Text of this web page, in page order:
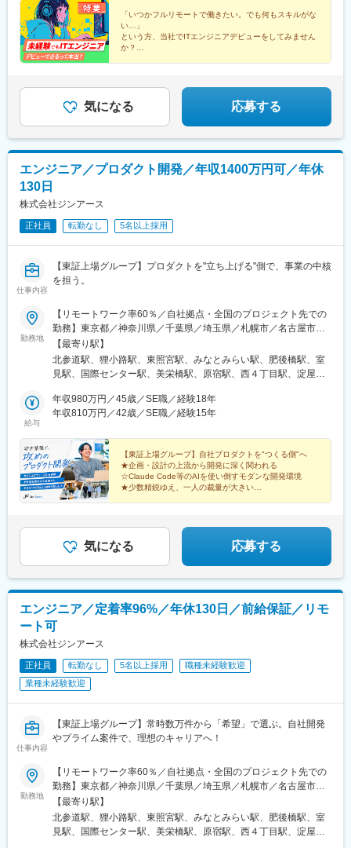
3分
都)、高輪台駅、大崎駅、五反田駅、天王洲アイル駅、高田馬場
駅、都庁前駅、月島駅、勝どき駅、豊洲駅、新木場駅、門前仲町
駅、東陽町駅、蒲田駅、大森駅(東京都)、中野駅(東京都)、立川北
駅、多摩センター駅、中河原駅、武蔵小杉駅、鹿島田駅、センタ
ー南駅、戸部駅、戸塚駅、本厚木駅、小田原駅、上溝駅、新羽
際センター駅、矢場町駅、新豊田駅、刈谷駅、岡崎駅、安城駅、
伏見駅(愛知県)、三河豊田駅、金山駅(愛知県)、丸の内駅(愛知
県)、高蔵寺駅、上挙母駅、春日井駅(中央本線)、東成岩駅、柏森
日駅、吉田駅(大阪府)、桜島駅、海老江駅、西三荘駅、津守駅、朝
駅(北大阪急行)、三田駅(兵庫県)、猪名寺駅、尼崎駅(東海道本
公園駅、田尾寺駅、湊川公園駅、奈良駅、和歌山駅、備前西市
駅、中電前駅、市役所前駅(広島県)、草津南駅、八丁堀駅(広島
関駅、瓦町駅、大街道駅、東比恵駅、赤坂駅(福岡県)、藤崎駅(福
岡県)、姪浜駅、九州工大前駅、行橋駅、旦過駅、スペースワール
駅、宮崎駅、県庁前駅(沖縄県)、西線１１条駅、広瀬通駅、仙台駅
(地下鉄)、榴ケ岡駅、名取駅、曽根田駅、汐留駅、芝公園駅、高輪
ゲートウェイ駅、大崎広小路駅、西早稲田駅、西新宿駅、越中島
駅、蓮沼駅、平和島駅、立川駅、平沼橋駅、金沢駅、福井駅(福井
県)、新浜松駅、名鉄名古屋駅、栄駅(愛知県)、豊田市駅、北安城
阜駅、上栄町駅、烏丸御池駅、祝園駅、富田駅(三重県)、宇治山田
駅、中崎町駅、住ノ江駅、松屋町駅、西大橋駅、野田阪神駅、門
(大阪モノレール)、三田本町駅、稲野駅、山陽姫路駅、洲先駅、灘
駅、中埠頭駅、湊川駅、田中口駅、袋町駅、新井口駅、女学院前
駅、段原一丁目駅、片原町駅(香川県)、勝山町駅、室見駅、長崎駅
前駅、美栄橋駅、西線６条駅、仙台駅、内幸町駅、田町駅(東京
都)、泉岳寺駅、下落合駅、新宿西口駅、大森海岸駅、立川南駅、
屋駅、大須観音駅、天満駅、心斎橋駅、阿波座駅、野田駅(阪神
線)、諏訪ノ森駅、大小路駅、武庫川駅、西灘駅、医療センター
駅、鷹野橋駅、商工センター入口駅、立町駅、比治山橋駅、今橋
駅、東雲口駅、五島町駅、旭橋駅
築SE【経験1年以上】月給31万円～／東京・横浜・大阪・兵庫月
給30万円～／札幌・福岡・北九州・沖縄月給29万円～／名古屋月
給28万円～／仙台・新潟・広島【経験1年未満】月給30万円～／
東京・横浜月給29万円～／大阪・兵庫月給28万円～／名古屋月給
26.2万円～／福岡・北九州・沖縄月給25万円～／新潟※全ての職
種にて固定残業代（20時間／37,900円以上）を含む。超過分は別
途支給。※経験・スキル・前職給与を踏まえ決定。★前職比で年収
50万円～100万円アップした事例多数！★設計経験者は月給35万
円以上、PL経験者は月給40万円以上も相談可能です。★経験・ス
キルに応じてPL・PMの立場もお任せします。
「いつかフルリモートで働きたい。でも何もスキルがな
い…」
という方、当社でITエンジニアデビューをしてみません
か？
◎AI、クラウド案件からインフラ系まで常時4000件あ
り
気になる 応募する
エンジニア／プロダクト開発／年収1400万円可／年休
130日
株式会社ジンアース
正社員 転勤なし 5名以上採用
仕事内容
【東証上場グループ】プロダクトを"立ち上げる"側で、事業の中核
を担う。
勤務地
【リモートワーク率60％／自社拠点・全国のプロジェクト先での
勤務】東京都／神奈川県／千葉県／埼玉県／札幌市／名古屋市／
仙台市／大阪府／京都府／兵庫県／福岡県／沖縄県※転居を伴う転
勤はありません。※希望を最大限考慮して決定いたします。＜東京
本社＞東京都渋谷区千駄ヶ谷2-1-10 赤坂ビルディング2F＜札幌営
業所＞宮城県仙台市青葉区上杉5-6-7 レジーナコート上杉 2F＜横
浜営業所＞神奈川県横浜市西区みなとみらい3-7-1 オーシャンゲー
4-10 アルティメイト名駅1st 2F＜大阪営業所＞大阪府大阪市西区
京町堀1-7-23 b.KYOMACHIBORI 5F＜福岡営業所＞福岡県福岡市
早良区室見5‐5‐20 ミッドレジデ室見 1F＜沖縄営業所＞沖縄県那覇
市久茂地3丁目26-32 YSCビル 202※受動喫煙対策：あり
【最寄り駅】
北参道駅、狸小路駅、東照宮駅、みなとみらい駅、肥後橋駅、室
見駅、国際センター駅、美栄橋駅、原宿駅、西４丁目駅、淀屋橋
橋駅、名古屋駅
給与
年収980万円／45歳／SE職／経験18年
年収810万円／42歳／SE職／経験15年
【東証上場グループ】自社プロダクトを"つくる側"へ
★企画・設計の上流から開発に深く関われる
☆Claude Code等のAIを使い倒すモダンな開発環境
★少数精鋭ゆえ、一人の裁量が大きい
気になる 応募する
エンジニア／定着率96%／年休130日／前給保証／リモ
ート可
株式会社ジンアース
正社員 転勤なし 5名以上採用
職種未経験歓迎
業種未経験歓迎
仕事内容
【東証上場グループ】常時数万件から「希望」で選ぶ。自社開発
やプライム案件で、理想のキャリアへ！
勤務地
【リモートワーク率60％／自社拠点・全国のプロジェクト先での
勤務】東京都／神奈川県／千葉県／埼玉県／札幌市／名古屋市／
仙台市／大阪府／京都府／兵庫県／福岡県／沖縄県※転居を伴う転
勤はありません。※希望を最大限考慮して決定いたします。※プロ
ジェクトに応じて、フルリモートでの勤務も可能です。＜東京本
【最寄り駅】
北参道駅、狸小路駅、東照宮駅、みなとみらい駅、肥後橋駅、室
見駅、国際センター駅、美栄橋駅、原宿駅、西４丁目駅、淀屋橋